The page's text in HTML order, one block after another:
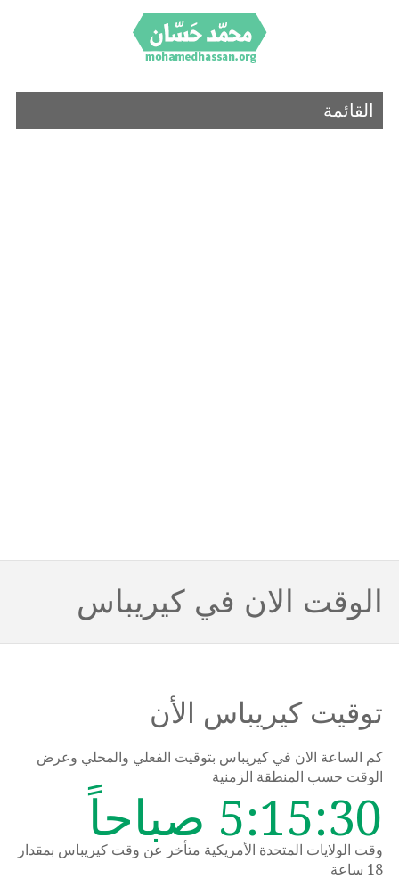
القائمة
الوقت الان في كيريباس
توقيت كيريباس الأن
كم الساعة الان في كيريباس بتوقيت الفعلي والمحلي وعرض
الوقت حسب المنطقة الزمنية
5:15:30 صباحاً
وقت الولايات المتحدة الأمريكية متأخر عن وقت كيريباس بمقدار
18 ساعة